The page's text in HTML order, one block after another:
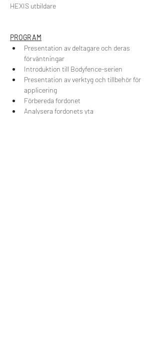
HEXIS utbildare
PROGRAM
Presentation av deltagare och deras
förväntningar
Introduktion till Bodyfence-serien
Presentation av verktyg och tillbehör för
applicering
Förbereda fordonet
Analysera fordonets yta